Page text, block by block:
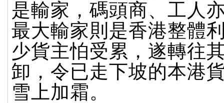
是輸家，碼頭商、工人
最大輸家則是香港整體
少貨主怕受累，遂轉往
卸，令已走下坡的本港
雪上加霜。